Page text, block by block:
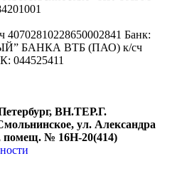
40702810228650002841 Банк:
БАНКА ВТБ (ПАО) к/сч
044525411
ВН.ТЕР.Г.
ул. Александра
помещ. № 16Н-20(414)